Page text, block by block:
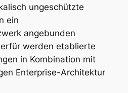
ungeschützte
ein
angebunden
werden etablierte
in Kombination mit
Enterprise-Architektur